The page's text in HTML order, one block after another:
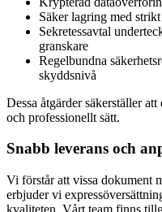
Säker lagring med
Sekretessavtal
granskare
Regelbundna
skyddsnivå
Dessa åtgärder säkerställer
och professionellt sätt.
Snabb leverans och
Vi förstår att vissa dokument
erbjuder vi
kvaliteten. Vårt team finns